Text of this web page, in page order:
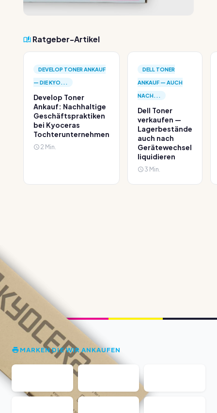
Ratgeber-Artikel
DEVELOP TONER ANKAUF
— DIE KYO...
Develop Toner
Ankauf: Nachhaltige
Geschäftspraktiken
bei Kyoceras
Tochterunternehmen
2 Min.
DELL TONER
ANKAUF — AUCH
NACH...
Dell Toner
verkaufen —
Lagerbestände
auch nach
Gerätewechsel
liquidieren
3 Min.
MARKEN DIE WIR ANKAUFEN